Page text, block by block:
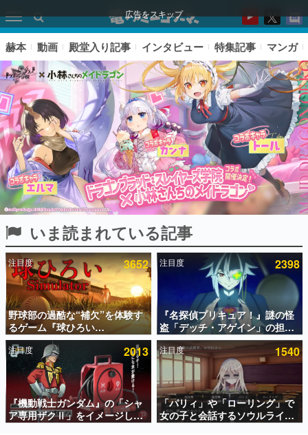
広告をスキップ
ピックアップ
電ファミのいま読まれている記事ランキング
アプリセール情報
インタビュー
連載・特集一覧
殿堂入り記事
SNS拡散数が数千以上！ ページビュー数万以上！ などな
ど。多くの人々に読まれた、電ファミ渾身の“殿堂入り”記
事をまとめました。
赫本 動画 殿堂入り記事 インタビュー 特集記事 マンガ
いま読まれている記事
注目度 3652
野球部の過酷な“補欠”を体験す
るゲーム『球ひろい
Simulator』が「1件」のウィッ
シュリストをもとにチェコ語に
対応しSNSで話題に。『キング
ダム・カム』開発元やチェコの
プロ野球選手から称賛の声
注目度 2398
『名探偵プリキュア！』謎の怪
盗「デッチ・アゲイン」の担当
キャストは天﨑滉平さんと判
明。『Re:ゼロから始める異世
界生活』オットー役、『ヒプノ
シスマイク』山田三郎役など
注目度 2013
『機動戦士ガンダム』の「シャ
ア専用ザクⅡ」をイメージした
散水ホースリールが予約開始。
注目度 1540
「パリィ」や「ローリング」で
女の子と会話するソウルライク
恋愛ゲーム『小早川さんはソウ